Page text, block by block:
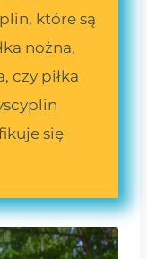
które są
nożna,
czy piłka
się